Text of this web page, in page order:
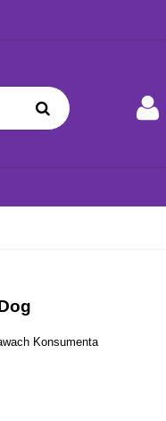
Konsumenta